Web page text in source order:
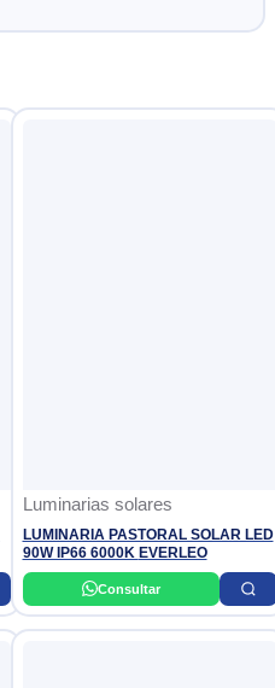
Luminarias solares
LUMINARIA PASTORAL SOLAR LED
90W IP66 6000K EVERLEO
Consultar